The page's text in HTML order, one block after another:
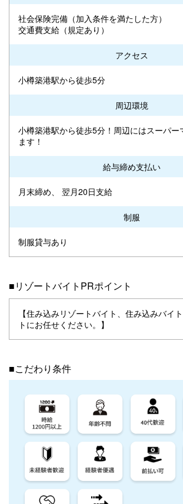
社会保険完備（加入条件を満たした方）
交通費支給（規定あり）
アクセス
小樽築港駅から徒歩5分
周辺環境
小樽築港駅から徒歩5分！周辺にはスーパー
ます！
給与締め支払い
月末締め、 翌月20日支給
制服
制服貸与あり
■リゾートバイトPRポイント
【住み込みリゾートバイト、住み込みバイ
トにお任せください。】
■こだわり条件